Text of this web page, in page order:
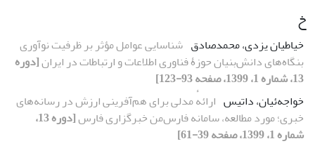
خ
خیاطیان یزدی، محمدصادق شناسایی عوامل مؤثر بر ظرفیت نوآوری
بنگاه‌های دانش‌بنیان حوزۀ فناوری اطلاعات و ارتباطات در ایران[دوره
13، شماره 1، 1399، صفحه 93-123]
خواجه‌ئیان، داتیس ارائهٔ مدلی برای هم‌آفرینی ارزش در رسانه‌های
خبری؛ مورد مطالعه، سامانه فارس‌من خبرگزاری فارس
[دوره 13،
شماره 1، 1399، صفحه 39-61]